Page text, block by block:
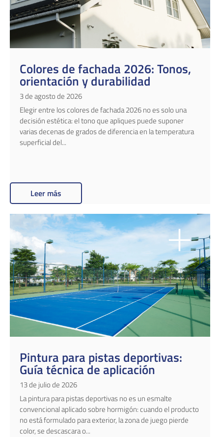
Colores de fachada 2026: Tonos,
orientación y durabilidad
3 de agosto de 2026
Elegir entre los colores de fachada 2026 no es solo una
decisión estética: el tono que apliques puede suponer
varias decenas de grados de diferencia en la temperatura
superficial del...
Leer más
Pintura para pistas deportivas:
Guía técnica de aplicación
13 de julio de 2026
La pintura para pistas deportivas no es un esmalte
convencional aplicado sobre hormigón: cuando el producto
no está formulado para exterior, la zona de juego pierde
color, se descascara o...